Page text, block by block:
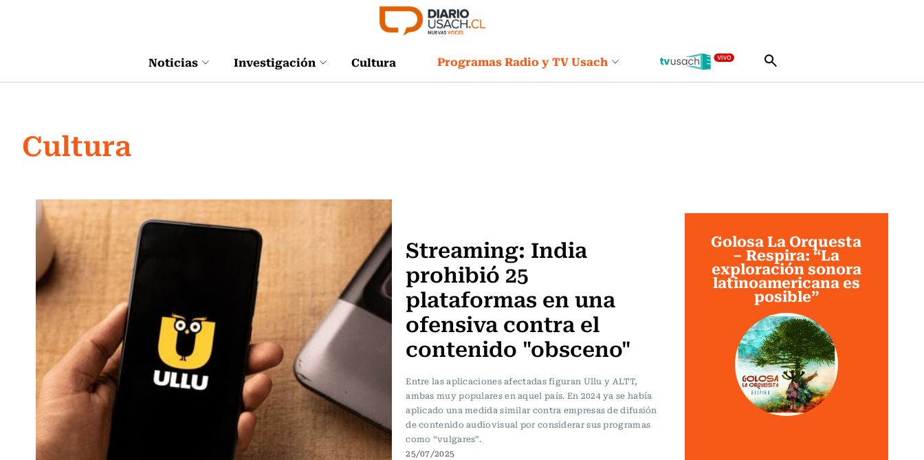
Noticias Investigación Cultura Programas Radio y TV Usach
Cultura
Streaming: India
prohibió 25
plataformas en una
ofensiva contra el
contenido "obsceno"
Entre las aplicaciones afectadas figuran Ullu y ALTT,
ambas muy populares en aquel país. En 2024 ya se había
aplicado una medida similar contra empresas de difusión
de contenido audiovisual por considerar sus programas
como “vulgares”.
25/07/2025
Golosa La Orquesta
– Respira: “La
exploración sonora
latinoamericana es
posible”